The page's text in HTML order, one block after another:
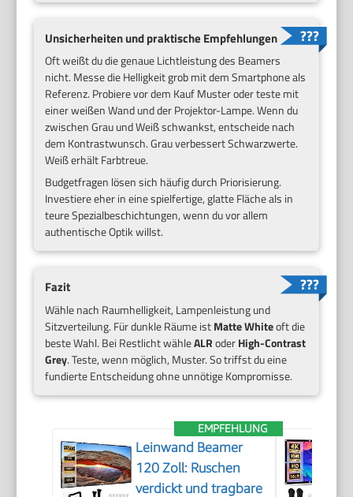
Unsicherheiten und praktische Empfehlungen
Oft weißt du die genaue Lichtleistung des Beamers
nicht. Messe die Helligkeit grob mit dem Smartphone als
Referenz. Probiere vor dem Kauf Muster oder teste mit
einer weißen Wand und der Projektor-Lampe. Wenn du
zwischen Grau und Weiß schwankst, entscheide nach
dem Kontrastwunsch. Grau verbessert Schwarzwerte.
Weiß erhält Farbtreue.
Budgetfragen lösen sich häufig durch Priorisierung.
Investiere eher in eine spielfertige, glatte Fläche als in
teure Spezialbeschichtungen, wenn du vor allem
authentische Optik willst.
Fazit
Wähle nach Raumhelligkeit, Lampenleistung und
Sitzverteilung. Für dunkle Räume istMatte Whiteoft die
beste Wahl. Bei Restlicht wähleALRoderHigh-Contrast
Grey. Teste, wenn möglich, Muster. So triffst du eine
fundierte Entscheidung ohne unnötige Kompromisse.
EMPFEHLUNG
Leinwand Beamer
120 Zoll: Ruschen
verdickt und tragbare